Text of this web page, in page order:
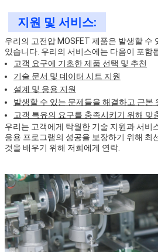
지원 및 서비스:
우리의 고전압 MOSFET 제품은 발생할 수
있습니다. 우리의 서비스에는 다음이 포함
고객 요구에 기초한 제품 선택 및 추천
기술 문서 및 데이터 시트 지원
설계 및 응용 지원
발생할 수 있는 문제들을 해결하고 근본
고객 특유의 요구를 충족시키기 위해 맞
우리는 고객에게 탁월한 기술 지원과 서비
응용 프로그램의 성공을 보장하기 위해 최
것을 배우기 위해 저희에게 연락.